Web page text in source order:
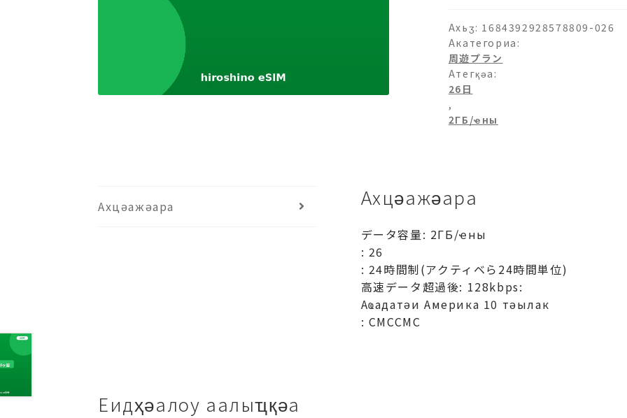
аԥхьаӡара
Ахьӡ: 1684392928578809-026
Акатегориа:
周遊プラン
Атегқәа:
26日
,
2ГБ/ҽны
Ахцәажәара Ахцәажәара
データ容量: 2ГБ/ҽны
: 26
: 24時間制(アクティベら24時間単位)
高速データ超過後: 128kbps:
Аҩадатәи Америка 10 тәылак
: СМССМС
Еидҳәалоу аалыҵқәа